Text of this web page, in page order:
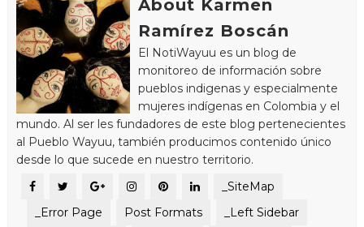
About Karmen
Ramírez Boscán
El NotiWayuu es un blog de
monitoreo de información sobre
pueblos indigenas y especialmente
mujeres indígenas en Colombia y el
mundo. Al ser les fundadores de este blog pertenecientes
al Pueblo Wayuu, también producimos contenido único
desde lo que sucede en nuestro territorio.
_SiteMap
_Error Page
Post Formats
_Left Sidebar